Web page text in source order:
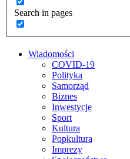
Search in pages
Wiadomości
COVID-19
Polityka
Samorząd
Biznes
Inwestycje
Sport
Kultura
Popkultura
Imprezy